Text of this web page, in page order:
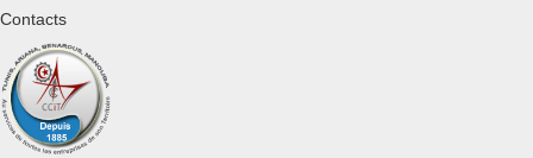
Contacts